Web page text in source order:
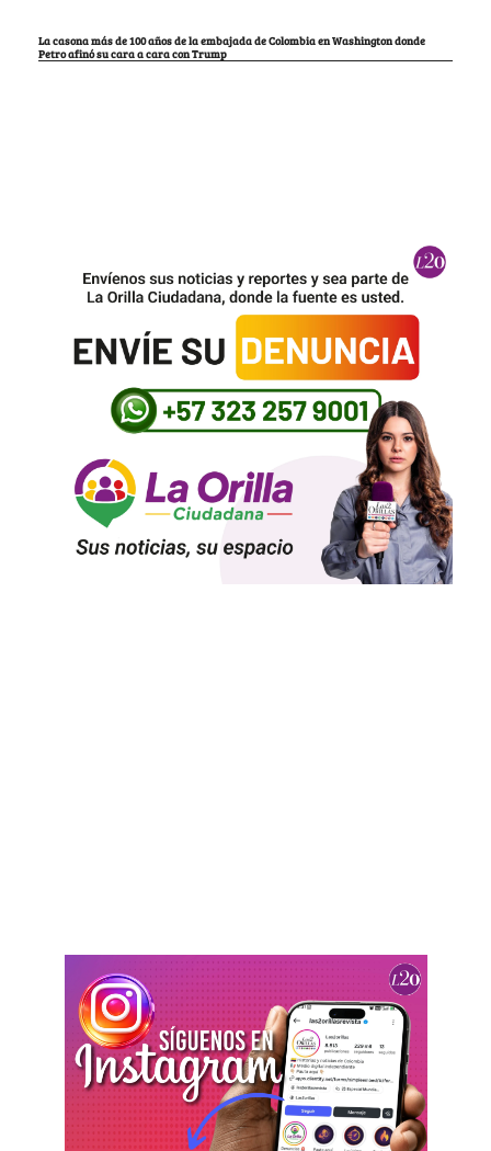
La casona más de 100 años de la embajada de Colombia en Washington donde
Petro afinó su cara a cara con Trump